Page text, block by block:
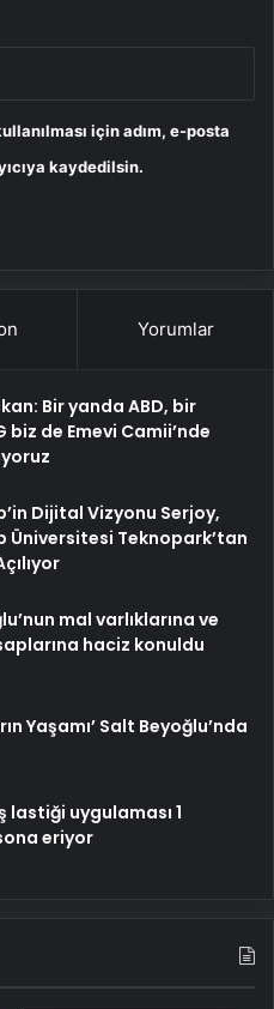
için adım, e-posta
kaydedilsin.
Yorumlar
Bir yanda ABD, bir
biz de Emevi Camii’nde
Dijital Vizyonu Serjoy,
Üniversitesi Teknopark’tan
mal varlıklarına ve
haciz konuldu
Yaşamı’ Salt Beyoğlu’nda
lastiği uygulaması 1
eriyor